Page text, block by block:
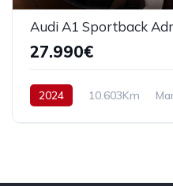
Audi A1 Sportback
27.990€
2024 10.603Km